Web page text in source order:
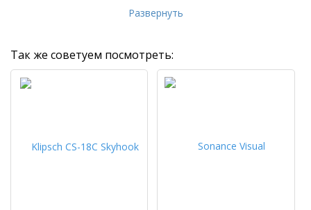
Развернуть
Так же советуем посмотреть: